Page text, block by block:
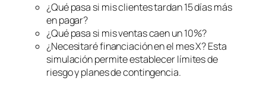
¿Qué pasa si mis clientes tardan 15 días más
en pagar?
¿Qué pasa si mis ventas caen un 10%?
¿Necesitaré financiación en el mes X? Esta
simulación permite establecer límites de
riesgo y planes de contingencia.